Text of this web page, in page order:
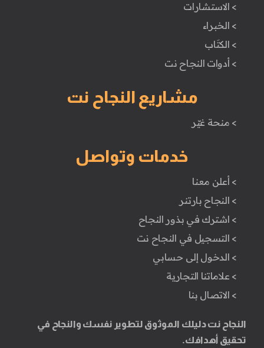
> الاستشارات
> الخبراء
> الكتَاب
> أدوات النجاح نت
مشاريع النجاح نت
> منحة غيّر
خدمات وتواصل
> أعلن معنا
> النجاح بارتنر
> اشترك في بذور النجاح
> التسجيل في النجاح نت
> الدخول إلى حسابي
> علاماتنا التجارية
> الاتصال بنا
النجاح نت دليلك الموثوق لتطوير نفسك والنجاح في
تحقيق أهدافك.